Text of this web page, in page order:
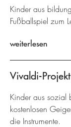
Kinder aus
Fußballspiel zum
weiterlesen
Vivaldi-Projekt
Kinder aus sozial
kostenlosen
die Instrumente.